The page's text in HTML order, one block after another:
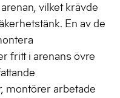
vilket krävde
En av de
fritt i arenans övre
montörer arbetade